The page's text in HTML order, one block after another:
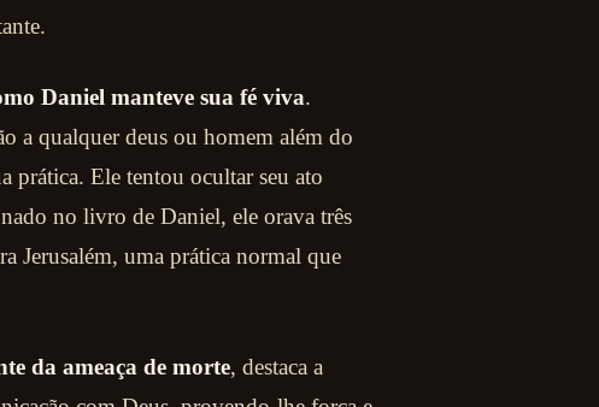
Daniel manteve sua fé viva.
a qualquer deus ou homem além do
prática. Ele tentou ocultar seu ato
no livro de Daniel, ele orava três
Jerusalém, uma prática normal que
da ameaça de morte, destaca a